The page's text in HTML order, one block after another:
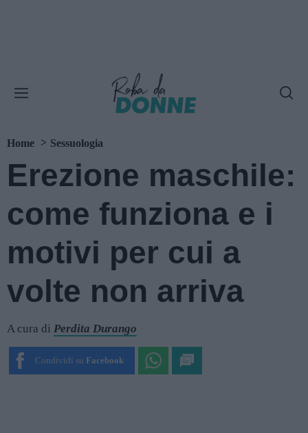
Home Sessuologia
Erezione maschile:
come funziona e i
motivi per cui a
volte non arriva
A cura di Perdita Durango
Condividi su Facebook